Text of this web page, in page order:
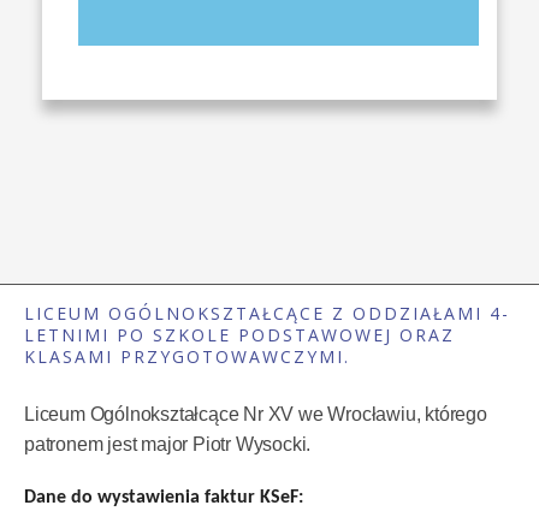
LICEUM OGÓLNOKSZTAŁCĄCE Z ODDZIAŁAMI 4-
LETNIMI PO SZKOLE PODSTAWOWEJ ORAZ
KLASAMI PRZYGOTOWAWCZYMI.
Liceum Ogólnokształcące Nr XV we Wrocławiu, którego
patronem jest major Piotr Wysocki.
Dane do wystawienia faktur KSeF: